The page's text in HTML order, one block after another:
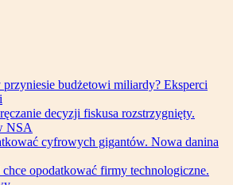
budżetowi miliardy? Eksperci
decyzji fiskusa rozstrzygnięty.
NSA
cyfrowych gigantów. Nowa danina
opodatkować firmy technologiczne.